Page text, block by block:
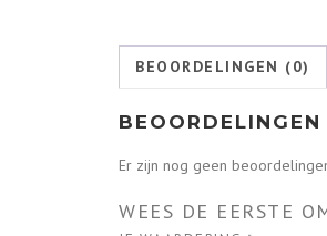
BEOORDELINGEN (0)
BEOORDELINGEN
Er zijn nog geen
WEES DE EERSTE